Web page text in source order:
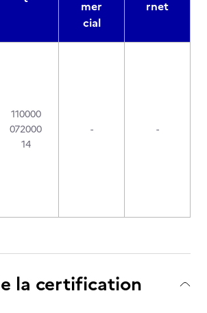
mer
cial
rnet
110000
072000
14
- -
la certification